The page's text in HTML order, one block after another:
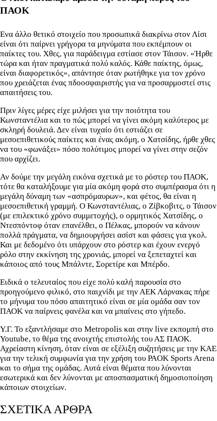
ΠΑΟΚ
Ενα άλλο θετικό στοιχείο που προσωπικά διακρίνω στον Λίσι
είναι ότι παίρνει γρήγορα τα μηνύματα που εκπέμπουν οι
παίκτες του. Χθες, για παράδειγμα εστίασε στον Τάισον. «Ήρθε
τώρα και ήταν πραγματικά πολύ καλός. Κάθε παίκτης, όμως,
είναι διαφορετικός», απάντησε όταν ρωτήθηκε για τον χρόνο
που χρειάζεται ένας πδοοσφαιριστής για να προσαρμοστεί στις
απαιτήσεις του.
Πριν λίγες μέρες είχε μιλήσει για την ποιότητα του
Κωνσταντέλια και το πώς μπορεί να γίνει ακόμη καλύτερος με
σκληρή δουλειά. Δεν είναι τυχαίο ότι εστιάζει σε
μεσοεπιθετικούς παίκτες και ένας ακόμη, ο Χατσίδης, ήρθε χθες
να του «φωνάξει» πόσο πολύτιμος μπορεί να γίνει στην σεζόν
που αρχίζει.
Αν δούμε την μεγάλη εικόνα σχετικά με το ρόστερ του ΠΑΟΚ,
τότε θα καταλήξουμε για μία ακόμη φορά στο συμπέρασμα ότι η
μεγάλη δύναμη των «ασπρόμαυρων», και φέτος, θα είναι η
μεσοεπιθετική γραμμή. Ο Κωνσταντέλιας, ο Ζίβκοβιτς, ο Τάισον
(με επιλεκτικό χρόνο συμμετοχής), ο ορμητικός Χατσίδης, ο
Ντεσπόντοφ όταν επανέλθει, ο Πέλκας, μπορούν να κάνουν
πολλά πράγματα, να δημιουργήσει ασίστ και φάσεις για γκολ.
Και με δεδομένο ότι υπάρχουν στο ρόστερ και έχουν ενεργό
ρόλο στην εκκίνηση της χρονιάς, μπορεί να ξεπεταχτεί και
κάποιος από τους Μπάλντε, Σορετίρε και Μπέρδο.
Ειδικά ο τελευταίος που είχε πολύ καλή παρουσία στο
προηγούμενο φιλικό, στο παιχνίδι με την ΑΕΚ Λάρνακας πήρε
το μήνυμα του πόσο απαιτητικό είναι σε μία ομάδα σαν τον
ΠΑΟΚ να παίρνεις φανέλα και να μπαίνεις στο γήπεδο.
Υ.Γ. Το εξαντλήσαμε στο Metropolis και στην live εκπομπή στο
Youtube, το θέμα της ανοιχτής επιστολής του ΑΣ ΠΑΟΚ.
Αχρείαστη κίνηση, όταν είναι σε εξέλιξη συζητήσεις με την ΚΑΕ
για την τελική συμφωνία για την χρήση του PAOK Sports Arena
και το σήμα της ομάδας. Αυτά είναι θέματα που λύνονται
εσωτερικά και δεν λύνονται με αποσπασματική δημοσιοποίηση
κάποιων στοιχείων.
ΣΧΕΤΙΚΑ ΑΡΘΡΑ